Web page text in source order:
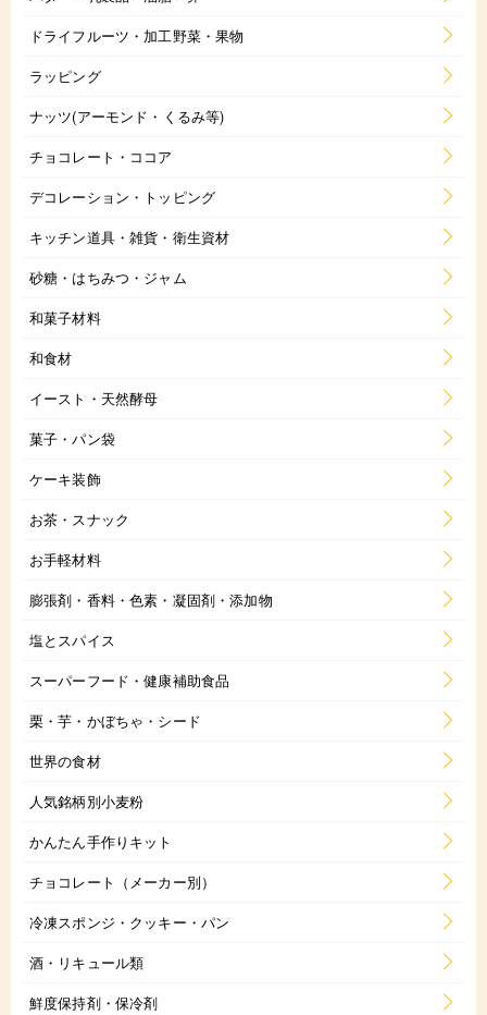
ドライフルーツ・加工野菜・果物
ラッピング
ナッツ(アーモンド・くるみ等)
チョコレート・ココア
デコレーション・トッピング
キッチン道具・雑貨・衛生資材
砂糖・はちみつ・ジャム
和菓子材料
和食材
イースト・天然酵母
菓子・パン袋
ケーキ装飾
お茶・スナック
お手軽材料
膨張剤・香料・色素・凝固剤・添加物
塩とスパイス
スーパーフード・健康補助食品
栗・芋・かぼちゃ・シード
世界の食材
人気銘柄別小麦粉
かんたん手作りキット
チョコレート（メーカー別）
冷凍スポンジ・クッキー・パン
酒・リキュール類
鮮度保持剤・保冷剤